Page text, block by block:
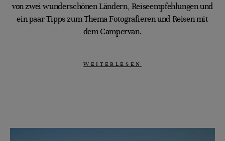
von zwei wunderschönen Ländern, Reiseempfehlungen und
ein paar Tipps zum Thema Fotografieren und Reisen mit
dem Campervan.
WEITERLESEN